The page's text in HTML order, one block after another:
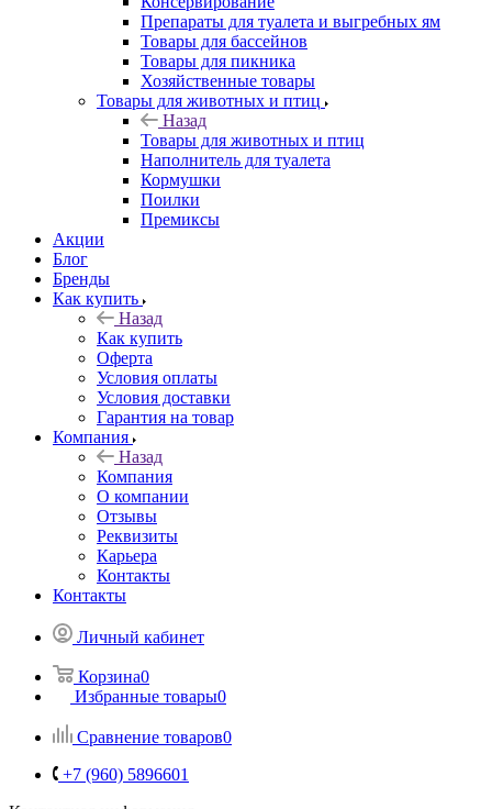
Препараты для туалета и выгребных ям
Товары для бассейнов
Товары для пикника
Хозяйственные товары
Товары для животных и птиц
Назад
Товары для животных и птиц
Наполнитель для туалета
Кормушки
Поилки
Премиксы
Акции
Блог
Бренды
Как купить
Назад
Как купить
Оферта
Условия оплаты
Условия доставки
Гарантия на товар
Компания
Назад
Компания
О компании
Отзывы
Реквизиты
Карьера
Контакты
Контакты
Личный кабинет
Корзина0
Избранные товары0
Сравнение товаров0
+7 (960) 5896601